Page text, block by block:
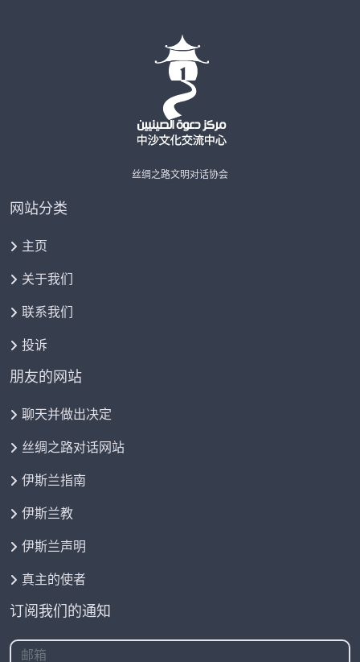
丝绸之路文明对话协会
网站分类
主页
关于我们
联系我们
投诉
朋友的网站
聊天并做出决定
丝绸之路对话网站
伊斯兰指南
伊斯兰教
伊斯兰声明
真主的使者
订阅我们的通知